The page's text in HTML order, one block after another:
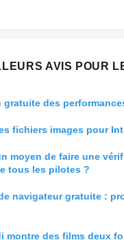
AVIS POUR
gratuite des
fichiers images pour
moyen de faire une
tous les pilotes ?
navigateur gratuite :
montre des films deux